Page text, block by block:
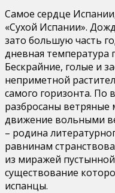
Самое сердце
«Сухой Испании».
зато большую часть
дневная температура
Бескрайние, голые и
неприметной
самого горизонта. По
разбросаны
движение вольными
– родина
равнинам
из миражей
существование
испанцы.